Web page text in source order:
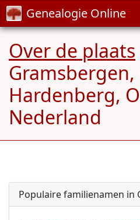
Genealogie Online
Over de plaats
Hardenberg,
Nederland
Populaire familienamen in